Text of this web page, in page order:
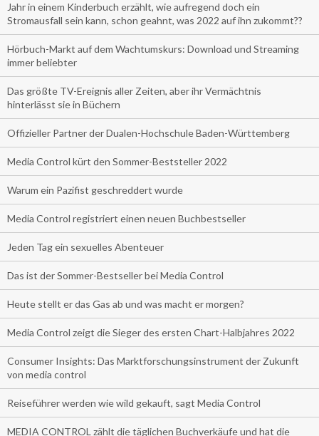
Jahr in einem Kinderbuch erzählt, wie aufregend doch ein
Stromausfall sein kann, schon geahnt, was 2022 auf ihn zukommt??
Hörbuch-Markt auf dem Wachtumskurs: Download und Streaming
immer beliebter
Das größte TV-Ereignis aller Zeiten, aber ihr Vermächtnis
hinterlässt sie in Büchern
Offizieller Partner der Dualen-Hochschule Baden-Württemberg
Media Control kürt den Sommer-Beststeller 2022
Warum ein Pazifist geschreddert wurde
Media Control registriert einen neuen Buchbestseller
Jeden Tag ein sexuelles Abenteuer
Das ist der Sommer-Bestseller bei Media Control
Heute stellt er das Gas ab und was macht er morgen?
Media Control zeigt die Sieger des ersten Chart-Halbjahres 2022
Consumer Insights: Das Marktforschungsinstrument der Zukunft
von media control
Reiseführer werden wie wild gekauft, sagt Media Control
MEDIA CONTROL zählt die täglichen Buchverkäufe und hat die